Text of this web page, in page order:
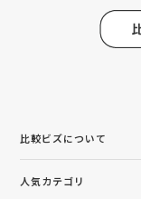
比較ビズについて
人気カテゴリ